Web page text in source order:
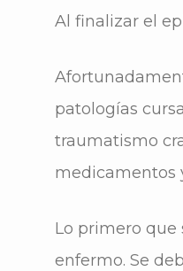
Al finalizar el
patologías
traumatismo
medicamentos
Lo primero que
enfermo. Se